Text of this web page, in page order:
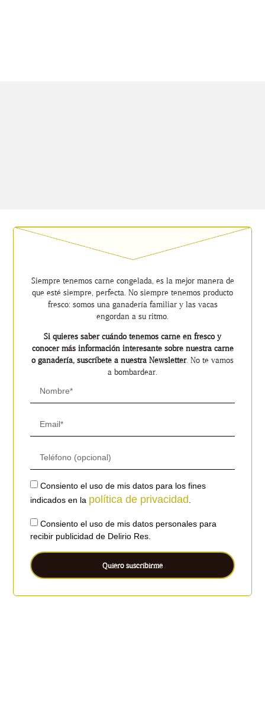
Siempre tenemos carne congelada, es la mejor manera de
que esté siempre, perfecta. No siempre tenemos producto
fresco: somos una ganadería familiar y las vacas
engordan a su ritmo.
Si quieres saber cuándo tenemos carne en fresco y
conocer más información interesante sobre nuestra carne
o ganadería, suscríbete a nuestra Newsletter. No te vamos
a bombardear.
Consiento el uso de mis datos para los fines
indicados en la política de privacidad
Consiento el uso de mis datos personales para
recibir publicidad de Delirio Res.
Quiero suscribirme